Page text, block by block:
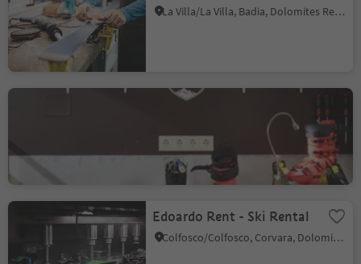
La Villa/La Villa, Badia, Dolomites Region Alta Badia
Alta Badia Sport - Shop &
Rental San Cassiano
San Cassiano/San Cassiano, Badia, Dolomites Region Alta Badia
Edoardo Rent - Ski Rental
Colfosco/Colfosco, Corvara, Dolomites Region Alta Badia